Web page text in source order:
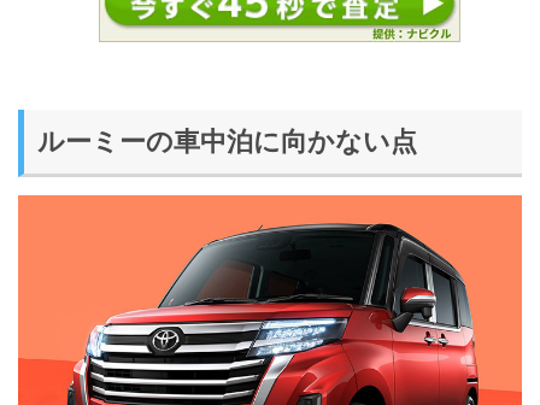
ルーミーの車中泊に向かない点